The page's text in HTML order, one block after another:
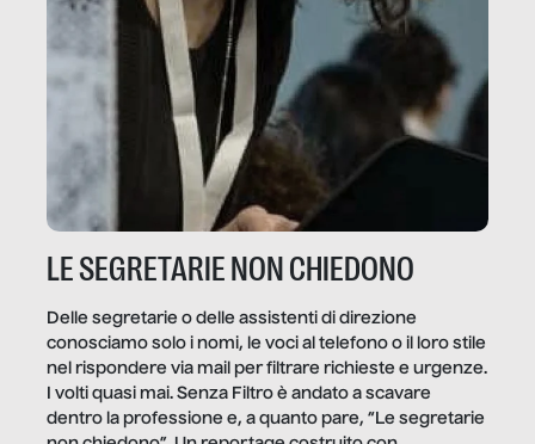
LE SEGRETARIE NON CHIEDONO
Delle segretarie o delle assistenti di direzione
conosciamo solo i nomi, le voci al telefono o il loro stile
nel rispondere via mail per filtrare richieste e urgenze.
I volti quasi mai. Senza Filtro è andato a scavare
dentro la professione e, a quanto pare, “Le segretarie